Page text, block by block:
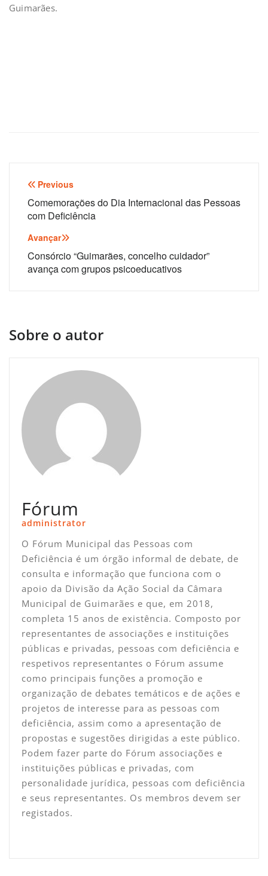
Guimarães.
Navegação
de
artigos
Previous
Comemorações do Dia Internacional das Pessoas
com Deficiência
Avançar
Consórcio “Guimarães, concelho cuidador”
avança com grupos psicoeducativos
Sobre o autor
Fórum
administrator
O Fórum Municipal das Pessoas com
Deficiência é um órgão informal de debate, de
consulta e informação que funciona com o
apoio da Divisão da Ação Social da Câmara
Municipal de Guimarães e que, em 2018,
completa 15 anos de existência. Composto por
representantes de associações e instituições
públicas e privadas, pessoas com deficiência e
respetivos representantes o Fórum assume
como principais funções a promoção e
organização de debates temáticos e de ações e
projetos de interesse para as pessoas com
deficiência, assim como a apresentação de
propostas e sugestões dirigidas a este público.
Podem fazer parte do Fórum associações e
instituições públicas e privadas, com
personalidade jurídica, pessoas com deficiência
e seus representantes. Os membros devem ser
registados.